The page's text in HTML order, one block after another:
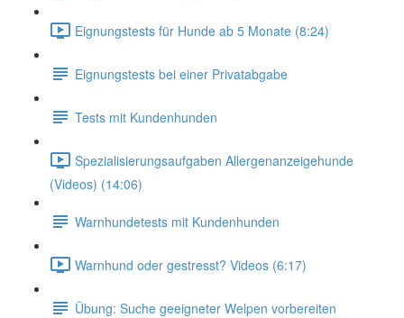
Eignungstests für Hunde ab 5 Monate (8:24)
Eignungstests bei einer Privatabgabe
Tests mit Kundenhunden
Spezialisierungsaufgaben Allergenanzeigehunde
(Videos) (14:06)
Warnhundetests mit Kundenhunden
Warnhund oder gestresst? Videos (6:17)
Übung: Suche geeigneter Welpen vorbereiten